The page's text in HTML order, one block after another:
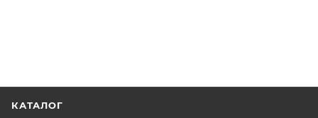
КАТАЛОГ